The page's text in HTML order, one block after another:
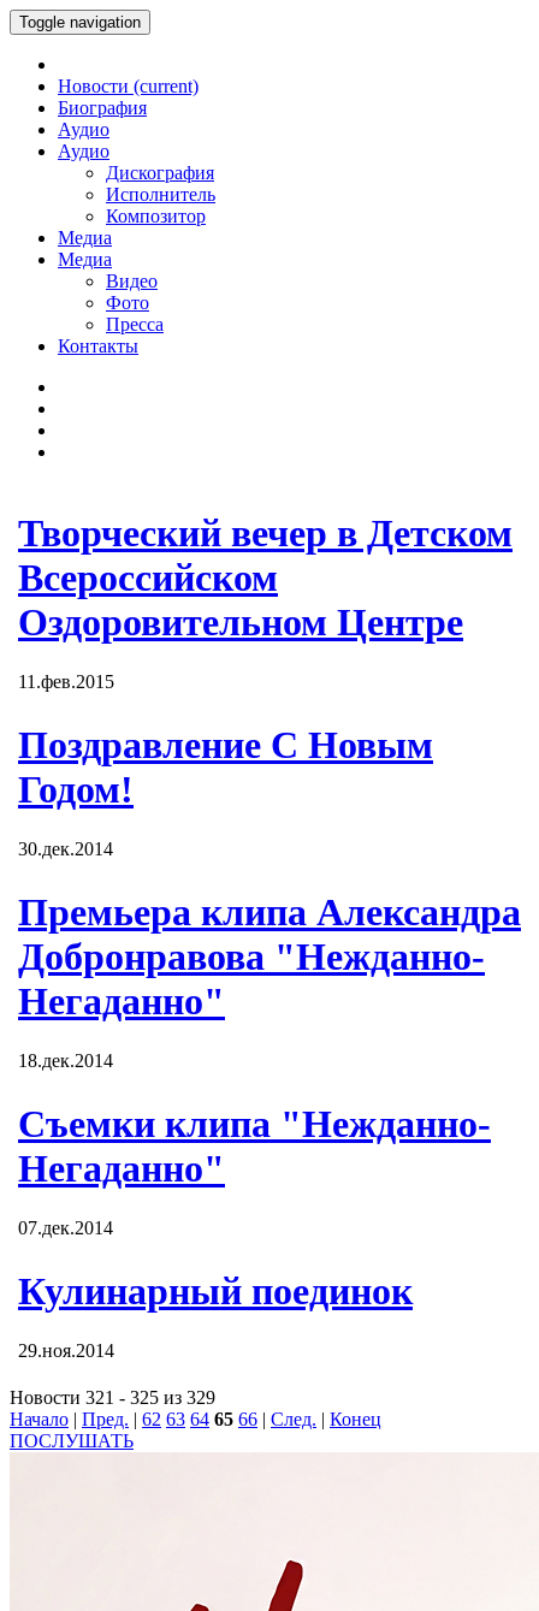
Toggle navigation
Новости (current)
Биография
Аудио
Аудио
Дискография
Исполнитель
Композитор
Медиа
Медиа
Видео
Фото
Пресса
Контакты
Творческий вечер в Детском
Всероссийском
Оздоровительном Центре
11.фев.2015
Поздравление С Новым
Годом!
30.дек.2014
Премьера клипа Александра
Добронравова "Нежданно-
Негаданно"
18.дек.2014
Съемки клипа "Нежданно-
Негаданно"
07.дек.2014
Кулинарный поединок
29.ноя.2014
Новости 321 - 325 из 329
Начало | Пред. | 62 63 64 65 66 | След. | Конец
ПОСЛУШАТЬ